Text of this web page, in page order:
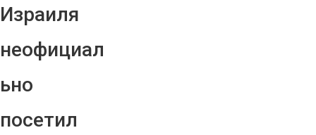
Израиля
неофициал
ьно
посетил